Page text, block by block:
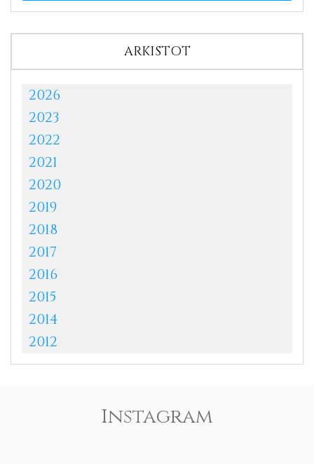
ARKISTOT
2026
2023
2022
2021
2020
2019
2018
2017
2016
2015
2014
2012
Instagram